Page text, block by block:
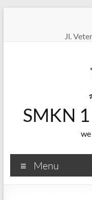
Jl.
SMKN
Menu